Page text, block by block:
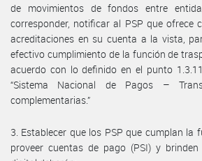
de movimientos de fondos entre
corresponder, notificar al PSP que ofrece
acreditaciones en su cuenta a la vista,
efectivo cumplimiento de la función de
acuerdo con lo definido en el punto
“Sistema Nacional de Pagos –
complementarias.”
3. Establecer que los PSP que cumplan la
proveer cuentas de pago (PSI) y